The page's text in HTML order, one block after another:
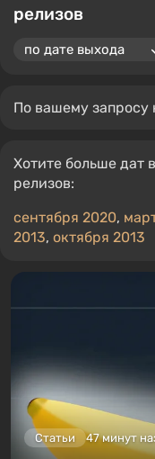
релизов
По вашему запросу
Хотите больше дат
релизов:
сентября 2020,
2013, октября 2013
Статьи 47 минут